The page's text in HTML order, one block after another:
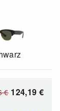
€ 124,19 €